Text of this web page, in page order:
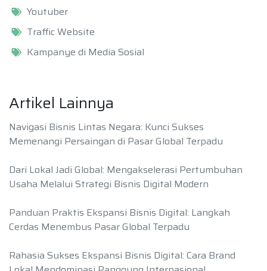
Youtuber
Traffic Website
Kampanye di Media Sosial
Artikel Lainnya
Navigasi Bisnis Lintas Negara: Kunci Sukses
Memenangi Persaingan di Pasar Global Terpadu
Dari Lokal Jadi Global: Mengakselerasi Pertumbuhan
Usaha Melalui Strategi Bisnis Digital Modern
Panduan Praktis Ekspansi Bisnis Digital: Langkah
Cerdas Menembus Pasar Global Terpadu
Rahasia Sukses Ekspansi Bisnis Digital: Cara Brand